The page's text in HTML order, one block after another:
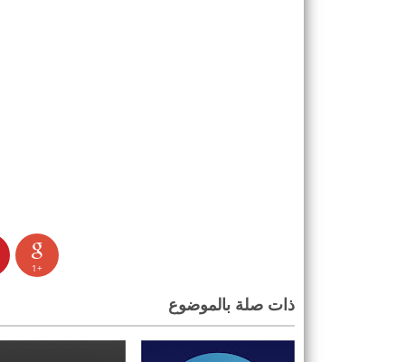
+1
ذات صلة بالموضوع